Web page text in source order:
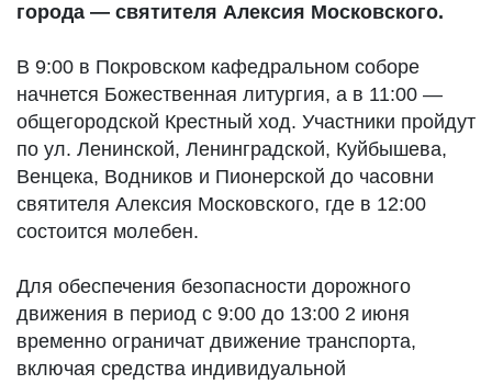
города — святителя Алексия Московского.
В 9:00 в Покровском кафедральном соборе
начнется Божественная литургия, а в 11:00 —
общегородской Крестный ход. Участники пройдут
по ул. Ленинской, Ленинградской, Куйбышева,
Венцека, Водников и Пионерской до часовни
святителя Алексия Московского, где в 12:00
состоится молебен.
Для обеспечения безопасности дорожного
движения в период с 9:00 до 13:00 2 июня
временно ограничат движение транспорта,
включая средства индивидуальной